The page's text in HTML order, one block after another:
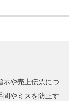
示や売上伝票につ
間やミスを防止す